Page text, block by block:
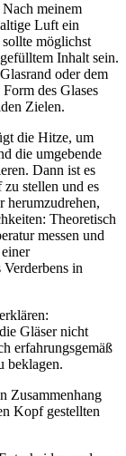
meinem
Luft ein
möglichst
Inhalt sein.
oder dem
des Glases
Zielen.
die Hitze, um
die umgebende
Dann ist es
stellen und es
herumzudrehen,
Theoretisch
messen und
in
Gläser nicht
erfahrungsgemäß
beklagen.
Zusammenhang
Kopf gestellten